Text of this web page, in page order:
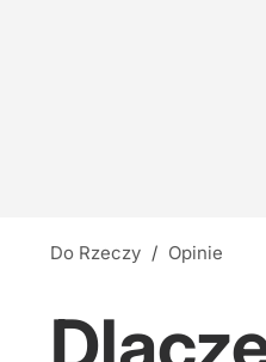
Do Rzeczy / Opinie